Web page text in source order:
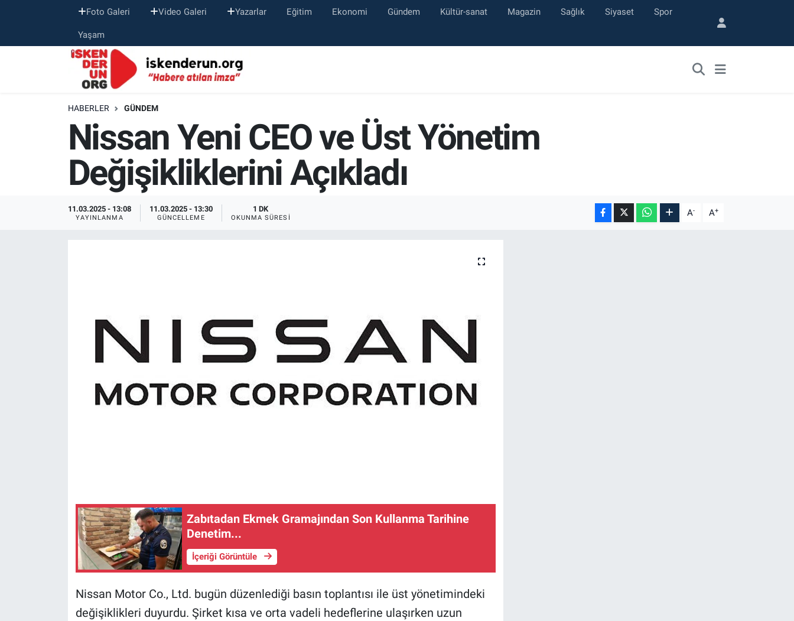
Foto Galeri Video Galeri Yazarlar Eğitim Ekonomi Gündem Kültür-sanat Magazin Sağlık Siyaset Spor
Yaşam
HABERLER GÜNDEM
Nissan Yeni CEO ve Üst Yönetim
Değişikliklerini Açıkladı
11.03.2025 - 13:08
YAYINLANMA
11.03.2025 - 13:30
GÜNCELLEME
1 DK
OKUNMA SÜRESI A- A+
Zabıtadan Ekmek Gramajından Son Kullanma Tarihine
Denetim...
İçeriği Görüntüle
Nissan Motor Co., Ltd. bugün düzenlediği basın toplantısı ile üst yönetimindeki
değişiklikleri duyurdu. Şirket kısa ve orta vadeli hedeflerine ulaşırken uzun